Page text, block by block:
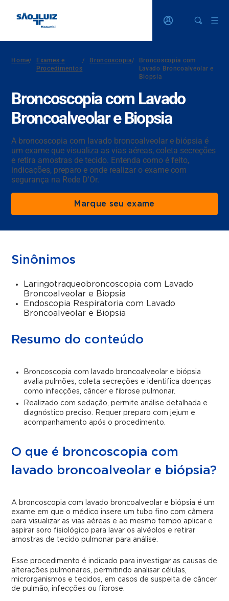
Home/
Exames e
Procedimentos
/ Broncoscopia/
Broncoscopia com
Lavado Broncoalveolar e
Biopsia
Broncoscopia com Lavado
Broncoalveolar e Biopsia
A broncoscopia com lavado broncoalveolar e biópsia é
um exame que visualiza as vias aéreas, coleta secreções
e retira amostras de tecido. Entenda como é feito,
indicações, preparo e onde realizar o exame com
segurança na Rede D'Or.
Marque seu exame
Sinônimos
Laringotraqueobroncoscopia com Lavado
Broncoalveolar e Biopsia
Endoscopia Respiratoria com Lavado
Broncoalveolar e Biopsia
Resumo do conteúdo
Broncoscopia com lavado broncoalveolar e biópsia
avalia pulmões, coleta secreções e identifica doenças
como infecções, câncer e fibrose pulmonar.
Realizado com sedação, permite análise detalhada e
diagnóstico preciso. Requer preparo com jejum e
acompanhamento após o procedimento.
O que é broncoscopia com
lavado broncoalveolar e biópsia?
A broncoscopia com lavado broncoalveolar e biópsia é um
exame em que o médico insere um tubo fino com câmera
para visualizar as vias aéreas e ao mesmo tempo aplicar e
aspirar soro fisiológico para lavar os alvéolos e retirar
amostras de tecido pulmonar para análise.
Esse procedimento é indicado para investigar as causas de
alterações pulmonares, permitindo analisar células,
microrganismos e tecidos, em casos de suspeita de câncer
de pulmão, infecções ou fibrose.